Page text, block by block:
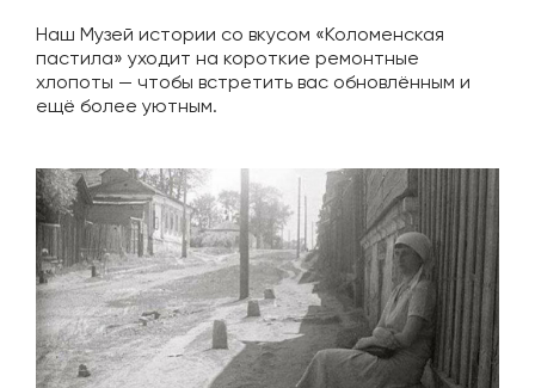
Наш Музей истории со вкусом «Коломенская
пастила» уходит на короткие ремонтные
хлопоты — чтобы встретить вас обновлённым и
ещё более уютным.